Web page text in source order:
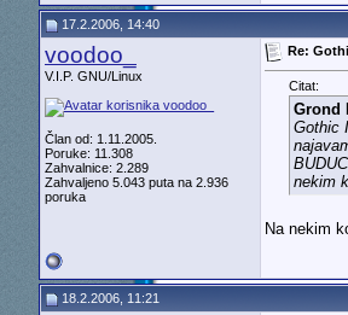
17.2.2006, 14:40
voodoo_
V.I.P. GNU/Linux
Član od: 1.11.2005.
Poruke: 11.308
Zahvalnice: 2.289
Zahvaljeno 5.043 puta na 2.936
poruka
Re:
Citat:
Grond
Gothic
nekim
Na nekim
18.2.2006, 11:21